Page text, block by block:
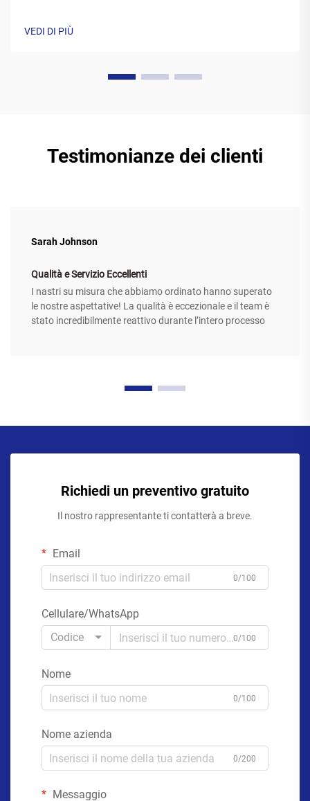
da una base di poliestere ricoperta da una speciale
VEDI DI PIÙ
Testimonianze dei clienti
Sarah Johnson
Qualità e Servizio Eccellenti
I nastri su misura che abbiamo ordinato hanno superato
le nostre aspettative! La qualità è eccezionale e il team è
stato incredibilmente reattivo durante l’intero processo
Richiedi un preventivo gratuito
Il nostro rappresentante ti contatterà a breve.
Email
0/100
Cellulare/WhatsApp
Codice
0/100
Nome
0/100
Nome azienda
0/200
Messaggio